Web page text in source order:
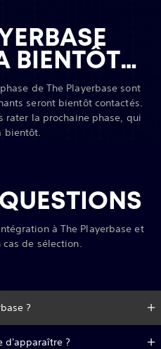
BIENTÔT…
de The Playerbase sont
seront bientôt contactés.
rater la prochaine phase, qui
bientôt.
à The Playerbase et
cas de sélection.
?
d'apparaître ?